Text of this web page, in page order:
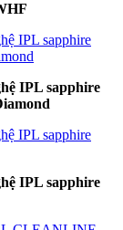
IPL sapphire
IPL sapphire